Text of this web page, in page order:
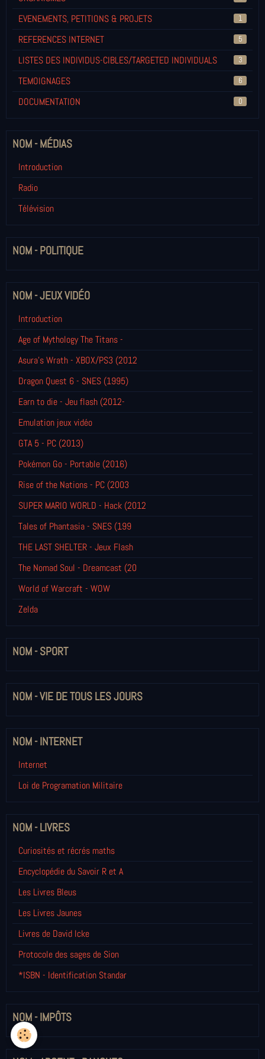
EVENEMENTS, PETITIONS & PROJETS 1
REFERENCES INTERNET 5
LISTES DES INDIVIDUS-CIBLES/TARGETED INDIVIDUALS 3
TEMOIGNAGES 6
DOCUMENTATION 0
NOM - MÉDIAS
Introduction
Radio
Télévision
NOM - POLITIQUE
NOM - JEUX VIDÉO
Introduction
Age of Mythology The Titans -
Asura's Wrath - XBOX/PS3 (2012
Dragon Quest 6 - SNES (1995)
Earn to die - Jeu flash (2012-
Emulation jeux vidéo
GTA 5 - PC (2013)
Pokémon Go - Portable (2016)
Rise of the Nations - PC (2003
SUPER MARIO WORLD - Hack (2012
Tales of Phantasia - SNES (199
THE LAST SHELTER - Jeux Flash
The Nomad Soul - Dreamcast (20
World of Warcraft - WOW
Zelda
NOM - SPORT
NOM - VIE DE TOUS LES JOURS
NOM - INTERNET
Internet
Loi de Programation Militaire
NOM - LIVRES
Curiosités et récrés maths
Encyclopédie du Savoir R et A
Les Livres Bleus
Les Livres Jaunes
Livres de David Icke
Protocole des sages de Sion
*ISBN - Identification Standar
NOM - IMPÔTS